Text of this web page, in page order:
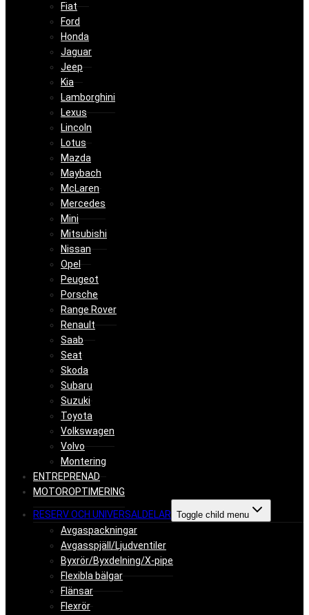
Fiat
Ford
Honda
Jaguar
Jeep
Kia
Lamborghini
Lexus
Lincoln
Lotus
Mazda
Maybach
McLaren
Mercedes
Mini
Mitsubishi
Nissan
Opel
Peugeot
Porsche
Range Rover
Renault
Saab
Seat
Skoda
Subaru
Suzuki
Toyota
Volkswagen
Volvo
Montering
ENTREPRENAD
MOTOROPTIMERING
RESERV OCH UNIVERSALDELAR Toggle child menu
Avgaspackningar
Avgasspjäll/Ljudventiler
Byxrör/Byxdelning/X-pipe
Flexibla bälgar
Flänsar
Flexrör